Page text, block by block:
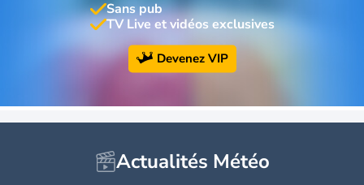
Sans pub
TV Live et vidéos exclusives
Devenez VIP
Actualités Météo